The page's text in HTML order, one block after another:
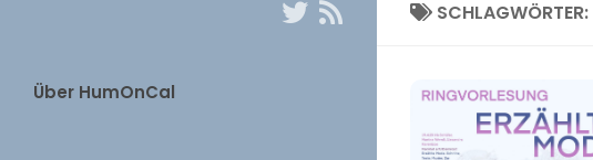
SCHLAGWÖRTER:
Über HumOnCal